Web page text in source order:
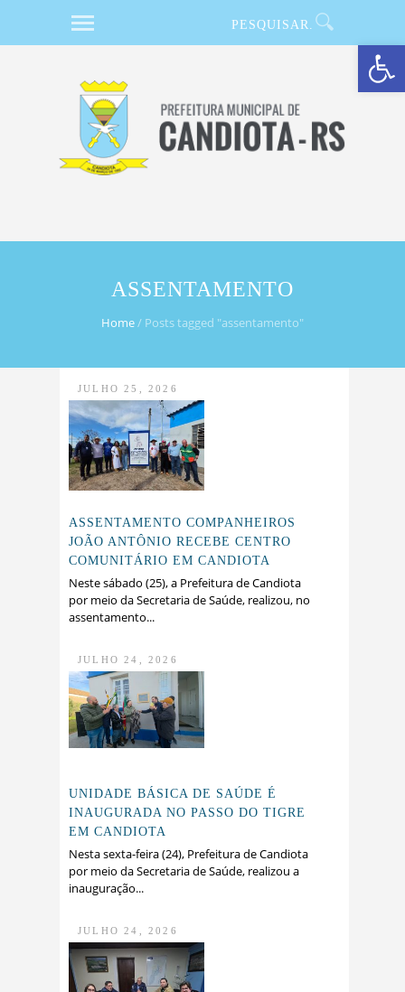
Barra de Ferramentas Aberta
ASSENTAMENTO
Home/ Posts tagged "assentamento"
JULHO 25, 2026
ASSENTAMENTO COMPANHEIROS
JOÃO ANTÔNIO RECEBE CENTRO
COMUNITÁRIO EM CANDIOTA
Neste sábado (25), a Prefeitura de Candiota
por meio da Secretaria de Saúde, realizou, no
assentamento...
JULHO 24, 2026
UNIDADE BÁSICA DE SAÚDE É
INAUGURADA NO PASSO DO TIGRE
EM CANDIOTA
Nesta sexta-feira (24), Prefeitura de Candiota
por meio da Secretaria de Saúde, realizou a
inauguração...
JULHO 24, 2026